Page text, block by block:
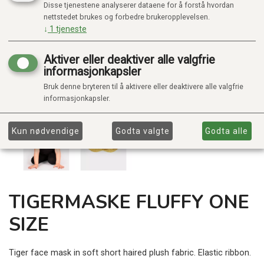
TIGERMASKE FLUFFY ONE
SIZE
Tiger face mask in soft short haired plush fabric. Elastic ribbon.
Disse tjenestene analyserer dataene for å forstå hvordan
nettstedet brukes og forbedre brukeropplevelsen.
↓ 1 tjeneste
Aktiver eller deaktiver alle valgfrie
informasjonkapsler
Bruk denne bryteren til å aktivere eller deaktivere alle valgfrie
informasjonkapsler.
Kun nødvendige Godta valgte Godta alle